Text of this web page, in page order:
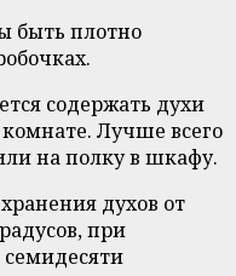
быть плотно
содержать духи
Лучше всего
на полку в шкафу.
духов от
при